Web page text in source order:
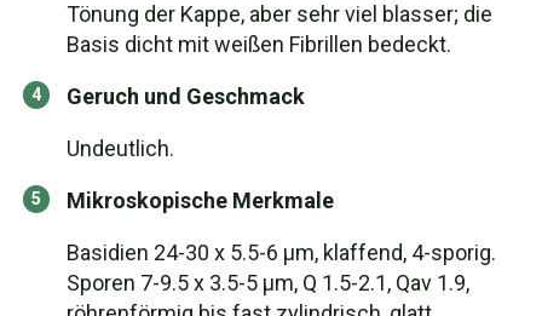
Tönung der Kappe, aber sehr viel blasser; die
Basis dicht mit weißen Fibrillen bedeckt.
Geruch und Geschmack
Undeutlich.
Mikroskopische Merkmale
Basidien 24-30 x 5.5-6 μm, klaffend, 4-sporig.
Sporen 7-9.5 x 3.5-5 μm, Q 1.5-2.1, Qav 1.9,